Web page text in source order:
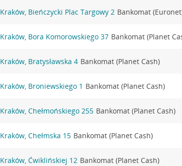
Kraków, Bieńczycki Plac Targowy 2 Bankomat
Kraków, Bora Komorowskiego 37 Bankomat (Planet
Kraków, Bratysławska 4 Bankomat (Planet Cash)
Kraków, Broniewskiego 1 Bankomat (Planet Cash)
Kraków, Chełmońskiego 255 Bankomat (Planet Cash)
Kraków, Chełmska 15 Bankomat (Planet Cash)
Kraków, Ćwiklińskiej 12 Bankomat (Planet Cash)